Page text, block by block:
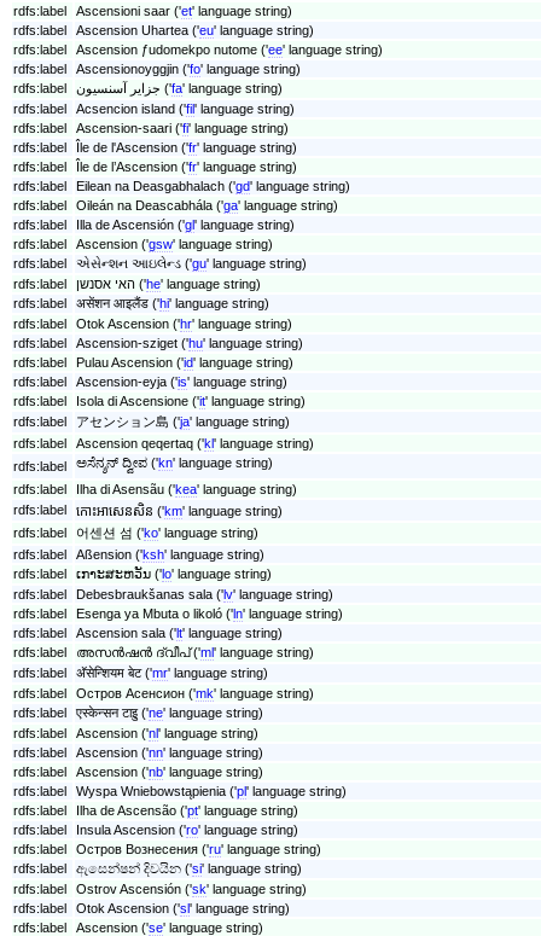
rdfs:label
Ascensioni saar ('et' language string)
rdfs:label
Ascension Uhartea ('eu' language string)
rdfs:label
Ascension ƒudomekpo nutome ('ee' language string)
rdfs:label
Ascensionoyggjin ('fo' language string)
rdfs:label
جزایر آسنسیون ('fa' language string)
rdfs:label
Acsencion island ('fil' language string)
rdfs:label
Ascension-saari ('fi' language string)
rdfs:label
Île de l'Ascension ('fr' language string)
rdfs:label
Île de l’Ascension ('fr' language string)
rdfs:label
Eilean na Deasgabhalach ('gd' language string)
rdfs:label
Oileán na Deascabhála ('ga' language string)
rdfs:label
Illa de Ascensión ('gl' language string)
rdfs:label
Ascension ('gsw' language string)
rdfs:label
એસેન્શન આઇલેન્ડ ('gu' language string)
rdfs:label
האי אסנשן ('he' language string)
rdfs:label
असेंशन आइलैंड ('hi' language string)
rdfs:label
Otok Ascension ('hr' language string)
rdfs:label
Ascension-sziget ('hu' language string)
rdfs:label
Pulau Ascension ('id' language string)
rdfs:label
Ascension-eyja ('is' language string)
rdfs:label
Isola di Ascensione ('it' language string)
rdfs:label
アセンション島 ('ja' language string)
rdfs:label
Ascension qeqertaq ('kl' language string)
rdfs:label
ಅಸೆನ್ಶನ್ ದ್ವೀಪ ('kn' language string)
rdfs:label
Ilha di Asensãu ('kea' language string)
rdfs:label
កោះ​អាសេនសិន ('km' language string)
rdfs:label
어센션 섬 ('ko' language string)
rdfs:label
Aßension ('ksh' language string)
rdfs:label
ເກາະສະຫວັນ ('lo' language string)
rdfs:label
Debesbraukšanas sala ('lv' language string)
rdfs:label
Esenga ya Mbuta o likoló ('ln' language string)
rdfs:label
Ascension sala ('lt' language string)
rdfs:label
അസൻഷൻ ദ്വീപ് ('ml' language string)
rdfs:label
अ‍ॅसेन्शियम बेट ('mr' language string)
rdfs:label
Остров Асенсион ('mk' language string)
rdfs:label
एस्केन्सन टाइु ('ne' language string)
rdfs:label
Ascension ('nl' language string)
rdfs:label
Ascension ('nn' language string)
rdfs:label
Ascension ('nb' language string)
rdfs:label
Wyspa Wniebowstąpienia ('pl' language string)
rdfs:label
Ilha de Ascensão ('pt' language string)
rdfs:label
Insula Ascension ('ro' language string)
rdfs:label
Остров Вознесения ('ru' language string)
rdfs:label
ඇසෙන්ෂන් දිවයින ('si' language string)
rdfs:label
Ostrov Ascensión ('sk' language string)
rdfs:label
Otok Ascension ('sl' language string)
rdfs:label
Ascension ('se' language string)